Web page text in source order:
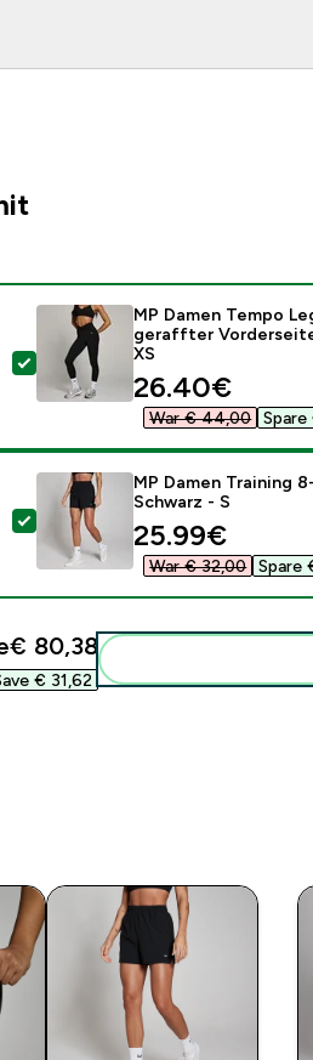
Dieses Produkt ausw�hlen -
MP Damen Tempo
geraffter
XS
discounted
26.40€‎
War € 44,00‎
Dieses Produkt ausw�hlen -
MP Damen Training
Schwarz - S
discounted
25.99€‎
War € 32,00‎ Spare
€ 80,38‎
€ 31,62‎